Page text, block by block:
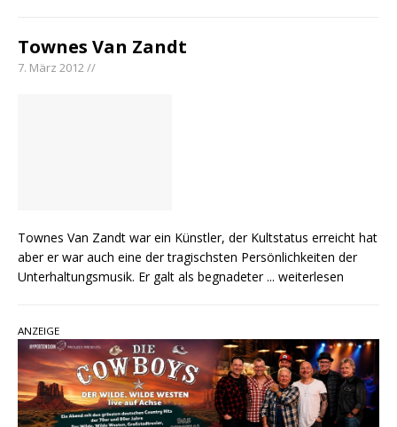
Townes Van Zandt
7. März 2012 //
Townes Van Zandt war ein Künstler, der Kultstatus erreicht hat
aber er war auch eine der tragischsten Persönlichkeiten der
Unterhaltungsmusik. Er galt als begnadeter ... weiterlesen
ANZEIGE